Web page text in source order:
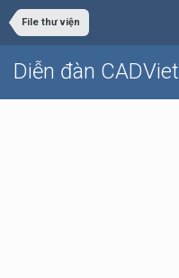
File thư viện
Diễn đàn CADViet